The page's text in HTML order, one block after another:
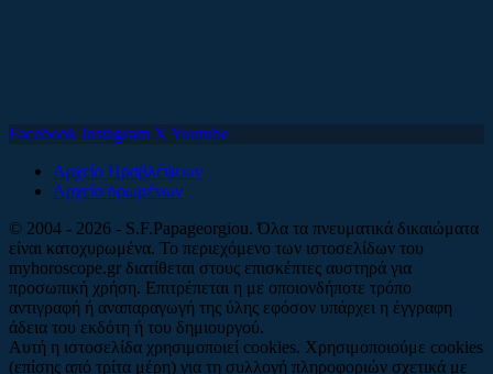
Facebook Instagram X Youtube
Αρχείο Προβλέψεων
Αρχείο δρωμένων
© 2004 - 2026 - S.F.Papageorgiou. Όλα τα πνευματικά δικαιώματα
είναι κατοχυρωμένα. Το περιεχόμενο των ιστοσελίδων του
myhoroscope.gr διατίθεται στους επισκέπτες αυστηρά για
προσωπική χρήση. Επιτρέπεται η με οποιονδήποτε τρόπο
αντιγραφή ή αναπαραγωγή της ύλης εφόσον υπάρχει η έγγραφη
άδεια του εκδότη ή του δημιουργού.
Αυτή η ιστοσελίδα χρησιμοποιεί cookies. Χρησιμοποιούμε cookies
(επίσης από τρίτα μέρη) για τη συλλογή πληροφοριών σχετικά με